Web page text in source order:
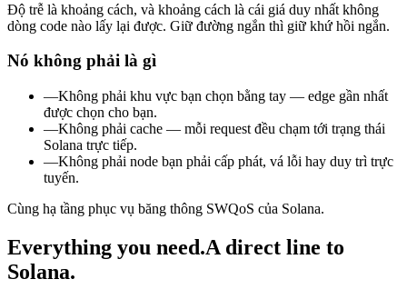
Độ trễ là khoảng cách, và khoảng cách là cái giá duy nhất không
dòng code nào lấy lại được. Giữ đường ngắn thì giữ khứ hồi ngắn.
Nó không phải là gì
—Không phải khu vực bạn chọn bằng tay — edge gần nhất
được chọn cho bạn.
—Không phải cache — mỗi request đều chạm tới trạng thái
Solana trực tiếp.
—Không phải node bạn phải cấp phát, vá lỗi hay duy trì trực
tuyến.
Cùng hạ tầng phục vụ băng thông SWQoS của Solana.
Everything you need.A direct line to
Solana.